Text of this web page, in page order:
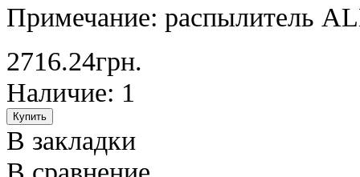
Примечание: распылитель
2716.24грн.
Наличие: 1
В закладки